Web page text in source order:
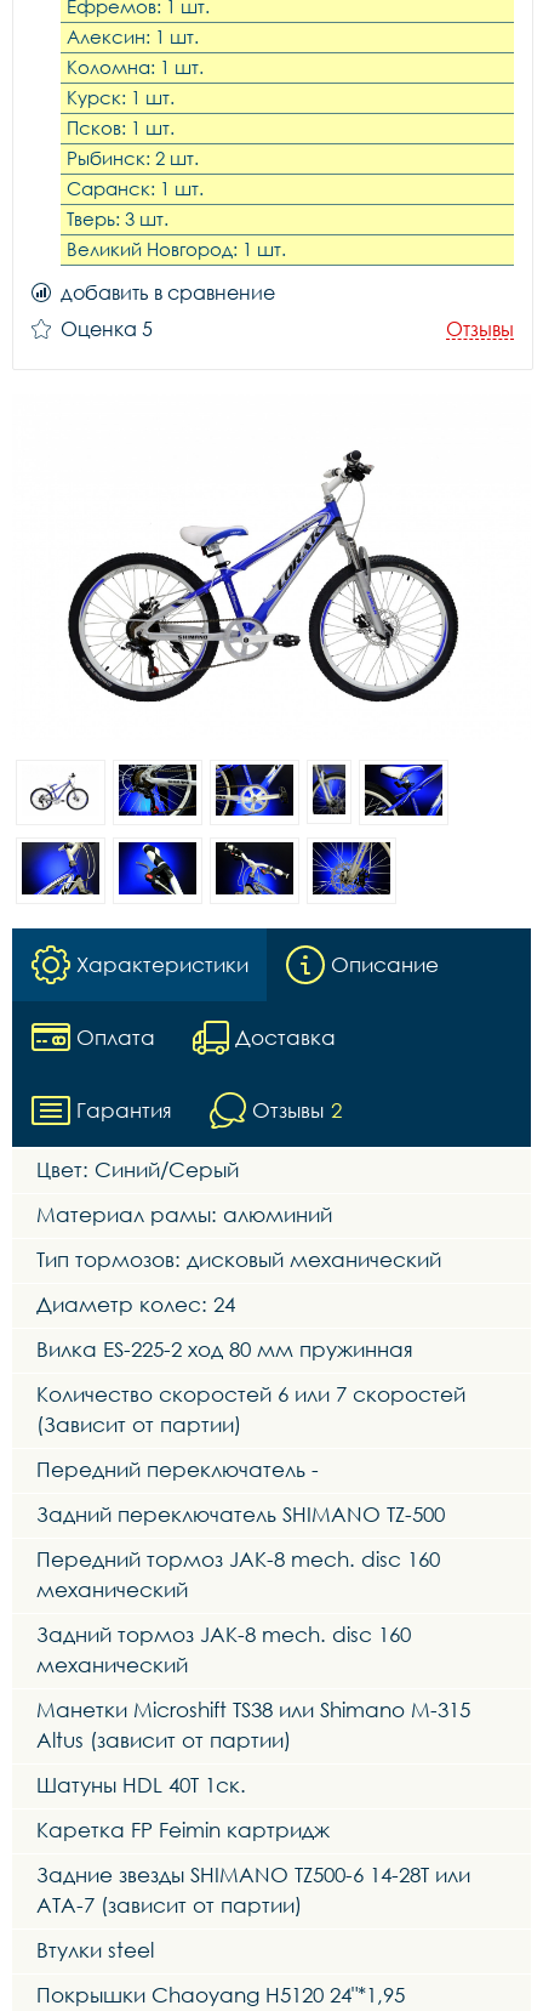
Ефремов: 1 шт.
Алексин: 1 шт.
Коломна: 1 шт.
Курск: 1 шт.
Псков: 1 шт.
Рыбинск: 2 шт.
Саранск: 1 шт.
Тверь: 3 шт.
Великий Новгород: 1 шт.
добавить в сравнение
Оценка 5
Отзывы
Характеристики Описание
Оплата Доставка
Гарантия Отзывы 2
Цвет: Синий/Серый
Материал рамы: алюминий
Тип тормозов: дисковый механический
Диаметр колес: 24
Вилка ES-225-2 ход 80 мм пружинная
Количество скоростей 6 или 7 скоростей
(Зависит от партии)
Передний переключатель -
Задний переключатель SHIMANO TZ-500
Передний тормоз JAK-8 mech. disc 160
механический
Задний тормоз JAK-8 mech. disc 160
механический
Манетки Microshift TS38 или Shimano M-315
Altus (зависит от партии)
Шатуны HDL 40T 1ск.
Каретка FP Feimin картридж
Задние звезды SHIMANO TZ500-6 14-28T или
ATA-7 (зависит от партии)
Втулки steel
Покрышки Chaoyang H5120 24"*1,95